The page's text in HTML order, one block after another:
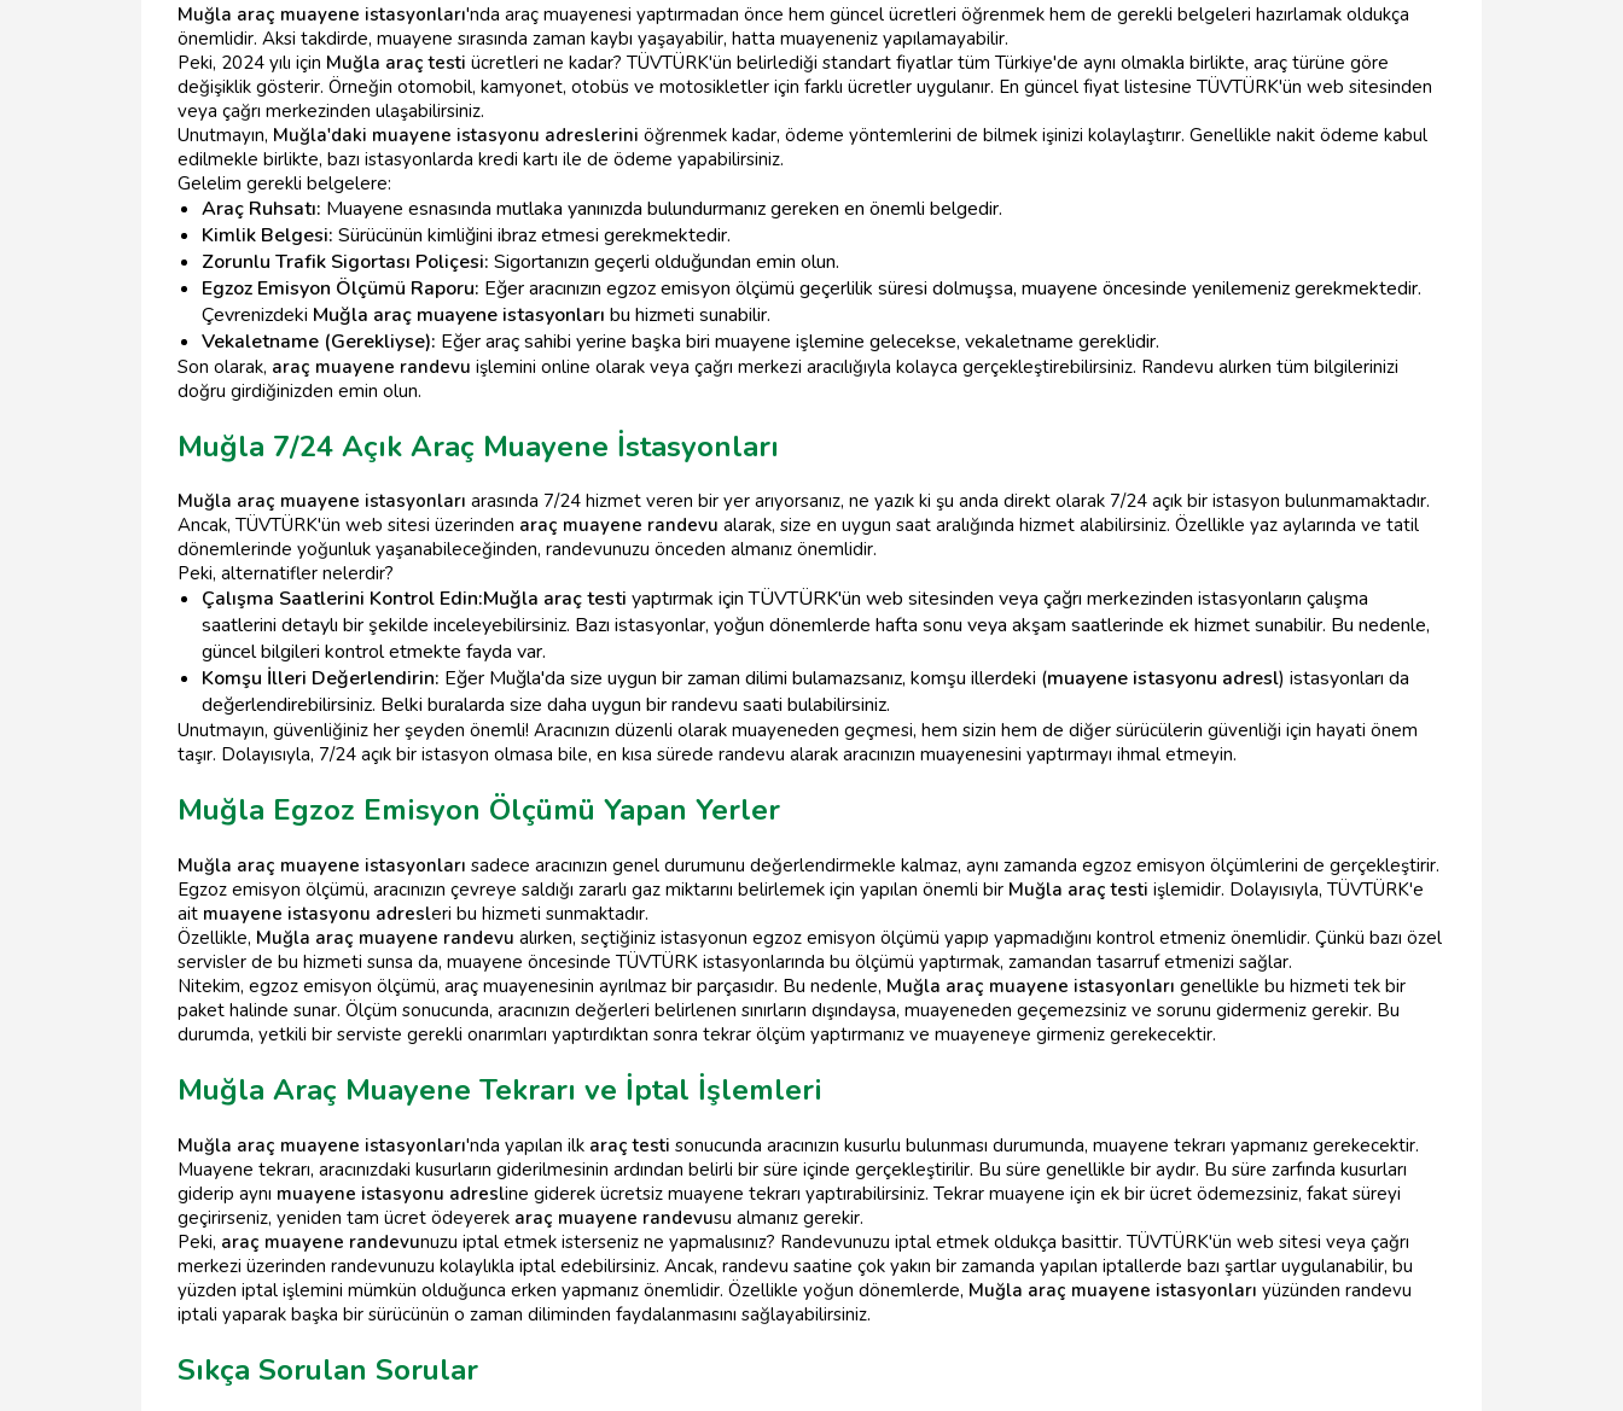
Muğla araç muayene istasyonları'nda araç muayenesi yaptırmadan önce hem güncel ücretleri öğrenmek hem de gerekli belgeleri hazırlamak oldukça
önemlidir. Aksi takdirde, muayene sırasında zaman kaybı yaşayabilir, hatta muayeneniz yapılamayabilir.
Peki, 2024 yılı için Muğla araç testi ücretleri ne kadar? TÜVTÜRK'ün belirlediği standart fiyatlar tüm Türkiye'de aynı olmakla birlikte, araç türüne göre
değişiklik gösterir. Örneğin otomobil, kamyonet, otobüs ve motosikletler için farklı ücretler uygulanır. En güncel fiyat listesine TÜVTÜRK'ün web sitesinden
veya çağrı merkezinden ulaşabilirsiniz.
Unutmayın, Muğla'daki muayene istasyonu adreslerini öğrenmek kadar, ödeme yöntemlerini de bilmek işinizi kolaylaştırır. Genellikle nakit ödeme kabul
edilmekle birlikte, bazı istasyonlarda kredi kartı ile de ödeme yapabilirsiniz.
Gelelim gerekli belgelere:
Araç Ruhsatı: Muayene esnasında mutlaka yanınızda bulundurmanız gereken en önemli belgedir.
Kimlik Belgesi: Sürücünün kimliğini ibraz etmesi gerekmektedir.
Zorunlu Trafik Sigortası Poliçesi: Sigortanızın geçerli olduğundan emin olun.
Egzoz Emisyon Ölçümü Raporu: Eğer aracınızın egzoz emisyon ölçümü geçerlilik süresi dolmuşsa, muayene öncesinde yenilemeniz gerekmektedir.
Çevrenizdeki Muğla araç muayene istasyonları bu hizmeti sunabilir.
Vekaletname (Gerekliyse): Eğer araç sahibi yerine başka biri muayene işlemine gelecekse, vekaletname gereklidir.
Son olarak, araç muayene randevu işlemini online olarak veya çağrı merkezi aracılığıyla kolayca gerçekleştirebilirsiniz. Randevu alırken tüm bilgilerinizi
doğru girdiğinizden emin olun.
Muğla 7/24 Açık Araç Muayene İstasyonları
Muğla araç muayene istasyonları arasında 7/24 hizmet veren bir yer arıyorsanız, ne yazık ki şu anda direkt olarak 7/24 açık bir istasyon bulunmamaktadır.
Ancak, TÜVTÜRK'ün web sitesi üzerinden araç muayene randevu alarak, size en uygun saat aralığında hizmet alabilirsiniz. Özellikle yaz aylarında ve tatil
dönemlerinde yoğunluk yaşanabileceğinden, randevunuzu önceden almanız önemlidir.
Peki, alternatifler nelerdir?
Çalışma Saatlerini Kontrol Edin:Muğla araç testi yaptırmak için TÜVTÜRK'ün web sitesinden veya çağrı merkezinden istasyonların çalışma
saatlerini detaylı bir şekilde inceleyebilirsiniz. Bazı istasyonlar, yoğun dönemlerde hafta sonu veya akşam saatlerinde ek hizmet sunabilir. Bu nedenle,
güncel bilgileri kontrol etmekte fayda var.
Komşu İlleri Değerlendirin: Eğer Muğla'da size uygun bir zaman dilimi bulamazsanız, komşu illerdeki (muayene istasyonu adresl) istasyonları da
değerlendirebilirsiniz. Belki buralarda size daha uygun bir randevu saati bulabilirsiniz.
Unutmayın, güvenliğiniz her şeyden önemli! Aracınızın düzenli olarak muayeneden geçmesi, hem sizin hem de diğer sürücülerin güvenliği için hayati önem
taşır. Dolayısıyla, 7/24 açık bir istasyon olmasa bile, en kısa sürede randevu alarak aracınızın muayenesini yaptırmayı ihmal etmeyin.
Muğla Egzoz Emisyon Ölçümü Yapan Yerler
Muğla araç muayene istasyonları sadece aracınızın genel durumunu değerlendirmekle kalmaz, aynı zamanda egzoz emisyon ölçümlerini de gerçekleştirir.
Egzoz emisyon ölçümü, aracınızın çevreye saldığı zararlı gaz miktarını belirlemek için yapılan önemli bir Muğla araç testi işlemidir. Dolayısıyla, TÜVTÜRK'e
ait muayene istasyonu adresleri bu hizmeti sunmaktadır.
Özellikle, Muğla araç muayene randevu alırken, seçtiğiniz istasyonun egzoz emisyon ölçümü yapıp yapmadığını kontrol etmeniz önemlidir. Çünkü bazı özel
servisler de bu hizmeti sunsa da, muayene öncesinde TÜVTÜRK istasyonlarında bu ölçümü yaptırmak, zamandan tasarruf etmenizi sağlar.
Nitekim, egzoz emisyon ölçümü, araç muayenesinin ayrılmaz bir parçasıdır. Bu nedenle, Muğla araç muayene istasyonları genellikle bu hizmeti tek bir
paket halinde sunar. Ölçüm sonucunda, aracınızın değerleri belirlenen sınırların dışındaysa, muayeneden geçemezsiniz ve sorunu gidermeniz gerekir. Bu
durumda, yetkili bir serviste gerekli onarımları yaptırdıktan sonra tekrar ölçüm yaptırmanız ve muayeneye girmeniz gerekecektir.
Muğla Araç Muayene Tekrarı ve İptal İşlemleri
Muğla araç muayene istasyonları'nda yapılan ilk araç testi sonucunda aracınızın kusurlu bulunması durumunda, muayene tekrarı yapmanız gerekecektir.
Muayene tekrarı, aracınızdaki kusurların giderilmesinin ardından belirli bir süre içinde gerçekleştirilir. Bu süre genellikle bir aydır. Bu süre zarfında kusurları
giderip aynı muayene istasyonu adresline giderek ücretsiz muayene tekrarı yaptırabilirsiniz. Tekrar muayene için ek bir ücret ödemezsiniz, fakat süreyi
geçirirseniz, yeniden tam ücret ödeyerek araç muayene randevusu almanız gerekir.
Peki, araç muayene randevunuzu iptal etmek isterseniz ne yapmalısınız? Randevunuzu iptal etmek oldukça basittir. TÜVTÜRK'ün web sitesi veya çağrı
merkezi üzerinden randevunuzu kolaylıkla iptal edebilirsiniz. Ancak, randevu saatine çok yakın bir zamanda yapılan iptallerde bazı şartlar uygulanabilir, bu
yüzden iptal işlemini mümkün olduğunca erken yapmanız önemlidir. Özellikle yoğun dönemlerde, Muğla araç muayene istasyonları yüzünden randevu
iptali yaparak başka bir sürücünün o zaman diliminden faydalanmasını sağlayabilirsiniz.
Sıkça Sorulan Sorular